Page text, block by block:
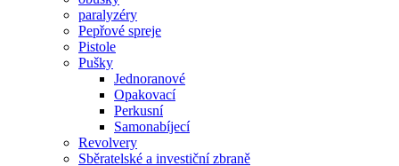
paralyzéry
Pepřové spreje
Pistole
Pušky
Jednoranové
Opakovací
Perkusní
Samonabíjecí
Revolvery
Sběratelské a investiční zbraně